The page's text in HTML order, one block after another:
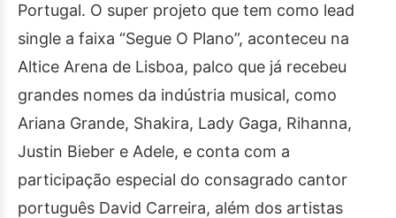
Portugal. O super projeto que tem como lead
single a faixa “Segue O Plano”, aconteceu na
Altice Arena de Lisboa, palco que já recebeu
grandes nomes da indústria musical, como
Ariana Grande, Shakira, Lady Gaga, Rihanna,
Justin Bieber e Adele, e conta com a
participação especial do consagrado cantor
português David Carreira, além dos artistas